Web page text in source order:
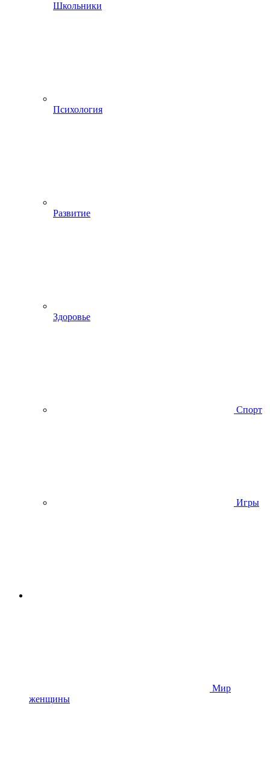
Школьники
Психология
Развитие
Здоровье
Спорт
Игры
Мир
женщины